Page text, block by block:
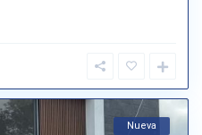
Nueva